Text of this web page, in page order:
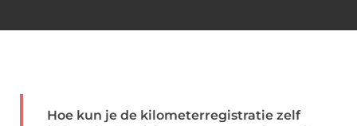
Hoe kun je de kilometerregistratie zelf